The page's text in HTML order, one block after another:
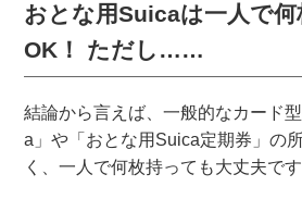
おとな用Suicaは一人で何
OK！ ただし……
結論から言えば、一般的なカード
a」や「おとな用Suica定期券」の
く、一人で何枚持っても大丈夫です